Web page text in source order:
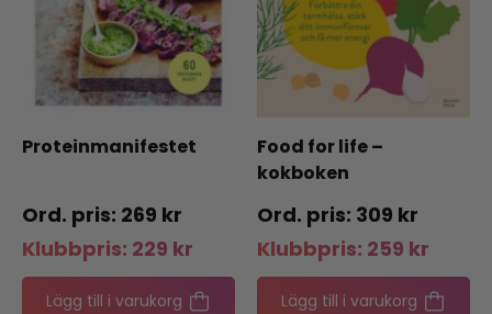
Proteinmanifestet
269 kr
Klubbpris: 229 kr
Lägg till i varukorg
Food for life –
kokboken
309 kr
Klubbpris: 259 kr
Lägg till i varukorg